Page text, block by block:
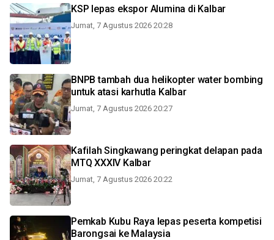
KSP lepas ekspor Alumina di Kalbar
Jumat, 7 Agustus 2026 20:28
BNPB tambah dua helikopter water bombing
untuk atasi karhutla Kalbar
Jumat, 7 Agustus 2026 20:27
Kafilah Singkawang peringkat delapan pada
MTQ XXXIV Kalbar
Jumat, 7 Agustus 2026 20:22
Pemkab Kubu Raya lepas peserta kompetisi
Barongsai ke Malaysia